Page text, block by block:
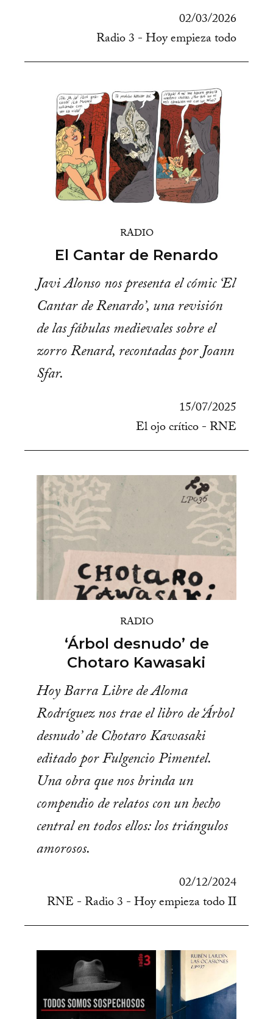
02/03/2026
Radio 3 - Hoy empieza todo
RADIO
El Cantar de Renardo
Javi Alonso nos presenta el cómic ‘El
Cantar de Renardo’, una revisión
de las fábulas medievales sobre el
zorro Renard, recontadas por Joann
Sfar.
15/07/2025
El ojo crítico - RNE
RADIO
‘Árbol desnudo’ de
Chotaro Kawasaki
Hoy Barra Libre de Aloma
Rodríguez nos trae el libro de ‘Árbol
desnudo’ de Chotaro Kawasaki
editado por Fulgencio Pimentel.
Una obra que nos brinda un
compendio de relatos con un hecho
central en todos ellos: los triángulos
amorosos.
02/12/2024
RNE - Radio 3 - Hoy empieza todo II